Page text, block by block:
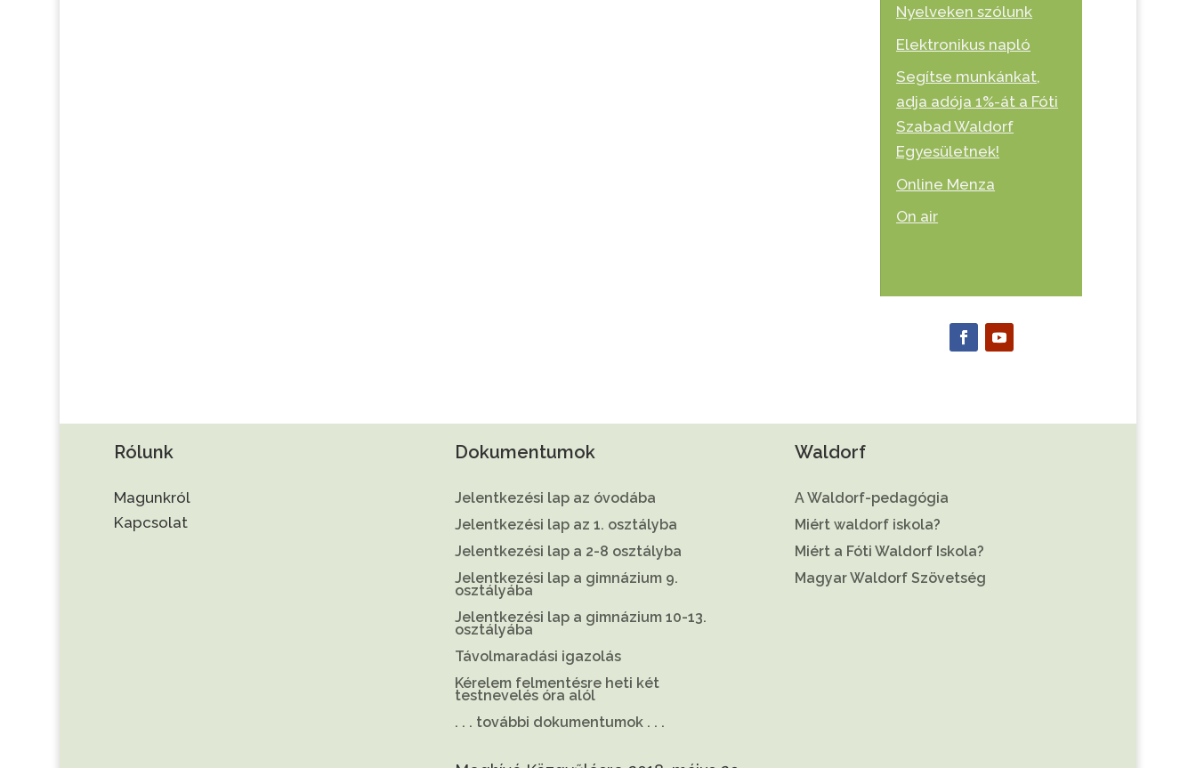
Nyelveken szólunk
Elektronikus napló
Segítse munkánkat,
adja adója 1%-át a Fóti
Szabad Waldorf
Egyesületnek!
Online Menza
On air
Rólunk
Magunkról
Kapcsolat
Dokumentumok
Jelentkezési lap az óvodába
Jelentkezési lap az 1. osztályba
Jelentkezési lap a 2-8 osztályba
Jelentkezési lap a gimnázium 9.
osztályába
Jelentkezési lap a gimnázium 10-13.
osztályába
Távolmaradási igazolás
Kérelem felmentésre heti két
testnevelés óra alól
. . . további dokumentumok . . .
Waldorf
A Waldorf-pedagógia
Miért waldorf iskola?
Miért a Fóti Waldorf Iskola?
Magyar Waldorf Szövetség